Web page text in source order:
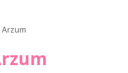
Arzum